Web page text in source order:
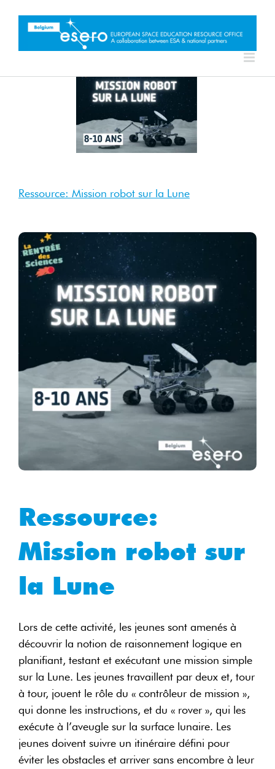
Ressource: Mission robot sur la Lune
Ressource:
Mission robot sur
la Lune
Lors de cette activité, les jeunes sont amenés à
découvrir la notion de raisonnement logique en
planifiant, testant et exécutant une mission simple
sur la Lune. Les jeunes travaillent par deux et, tour
à tour, jouent le rôle du « contrôleur de mission »,
qui donne les instructions, et du « rover », qui les
exécute à l’aveugle sur la surface lunaire. Les
jeunes doivent suivre un itinéraire défini pour
éviter les obstacles et arriver sans encombre à leur